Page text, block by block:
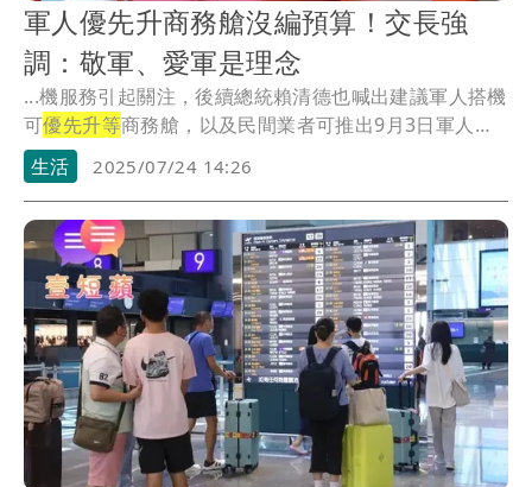
軍人優先升商務艙沒編預算！交長強
調：敬軍、愛軍是理念
...機服務引起關注，後續總統賴清德也喊出建議軍人搭機
可優先升等商務艙，以及民間業者可推出9月3日軍人節
相...
生活 2025/07/24 14:26